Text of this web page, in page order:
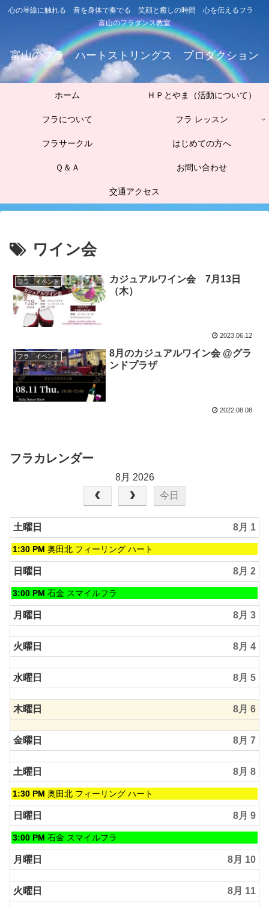
心の琴線に触れる 音を身体で奏でる 笑顔と癒しの時間 心を伝えるフラ
富山のフラダンス教室
富山のフラ ハートストリングス プロダクション
ホーム ＨＰとやま（活動について）
フラについて フラ レッスン
フラサークル はじめての方へ
Ｑ＆Ａ お問い合わせ
交通アクセス
ワイン会
フラ イベント
カジュアルワイン会 7月13日
（木）
2023.06.12
フラ イベント
8月のカジュアルワイン会 @グラ
ンドプラザ
2022.08.08
フラカレンダー
8月 2026
今日
土曜日 8月 1
土
曜
日,
8
月
1st
2026
1:30 PM 奥田北 フィーリング ハート
日曜日 8月 2
日
曜
日,
8
月
2nd
2026
3:00 PM 石金 スマイルフラ
月曜日 8月 3
火曜日 8月 4
水曜日 8月 5
木曜日 8月 6
金曜日 8月 7
土曜日 8月 8
土
曜
日,
8
月
8th
2026
1:30 PM 奥田北 フィーリング ハート
日曜日 8月 9
日
曜
日,
8
月
9th
2026
3:00 PM 石金 スマイルフラ
月曜日 8月 10
火曜日 8月 11